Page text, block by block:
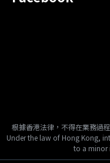
根據香港法律，不得在業務過
Under the law of Hong Kong,
to a minor